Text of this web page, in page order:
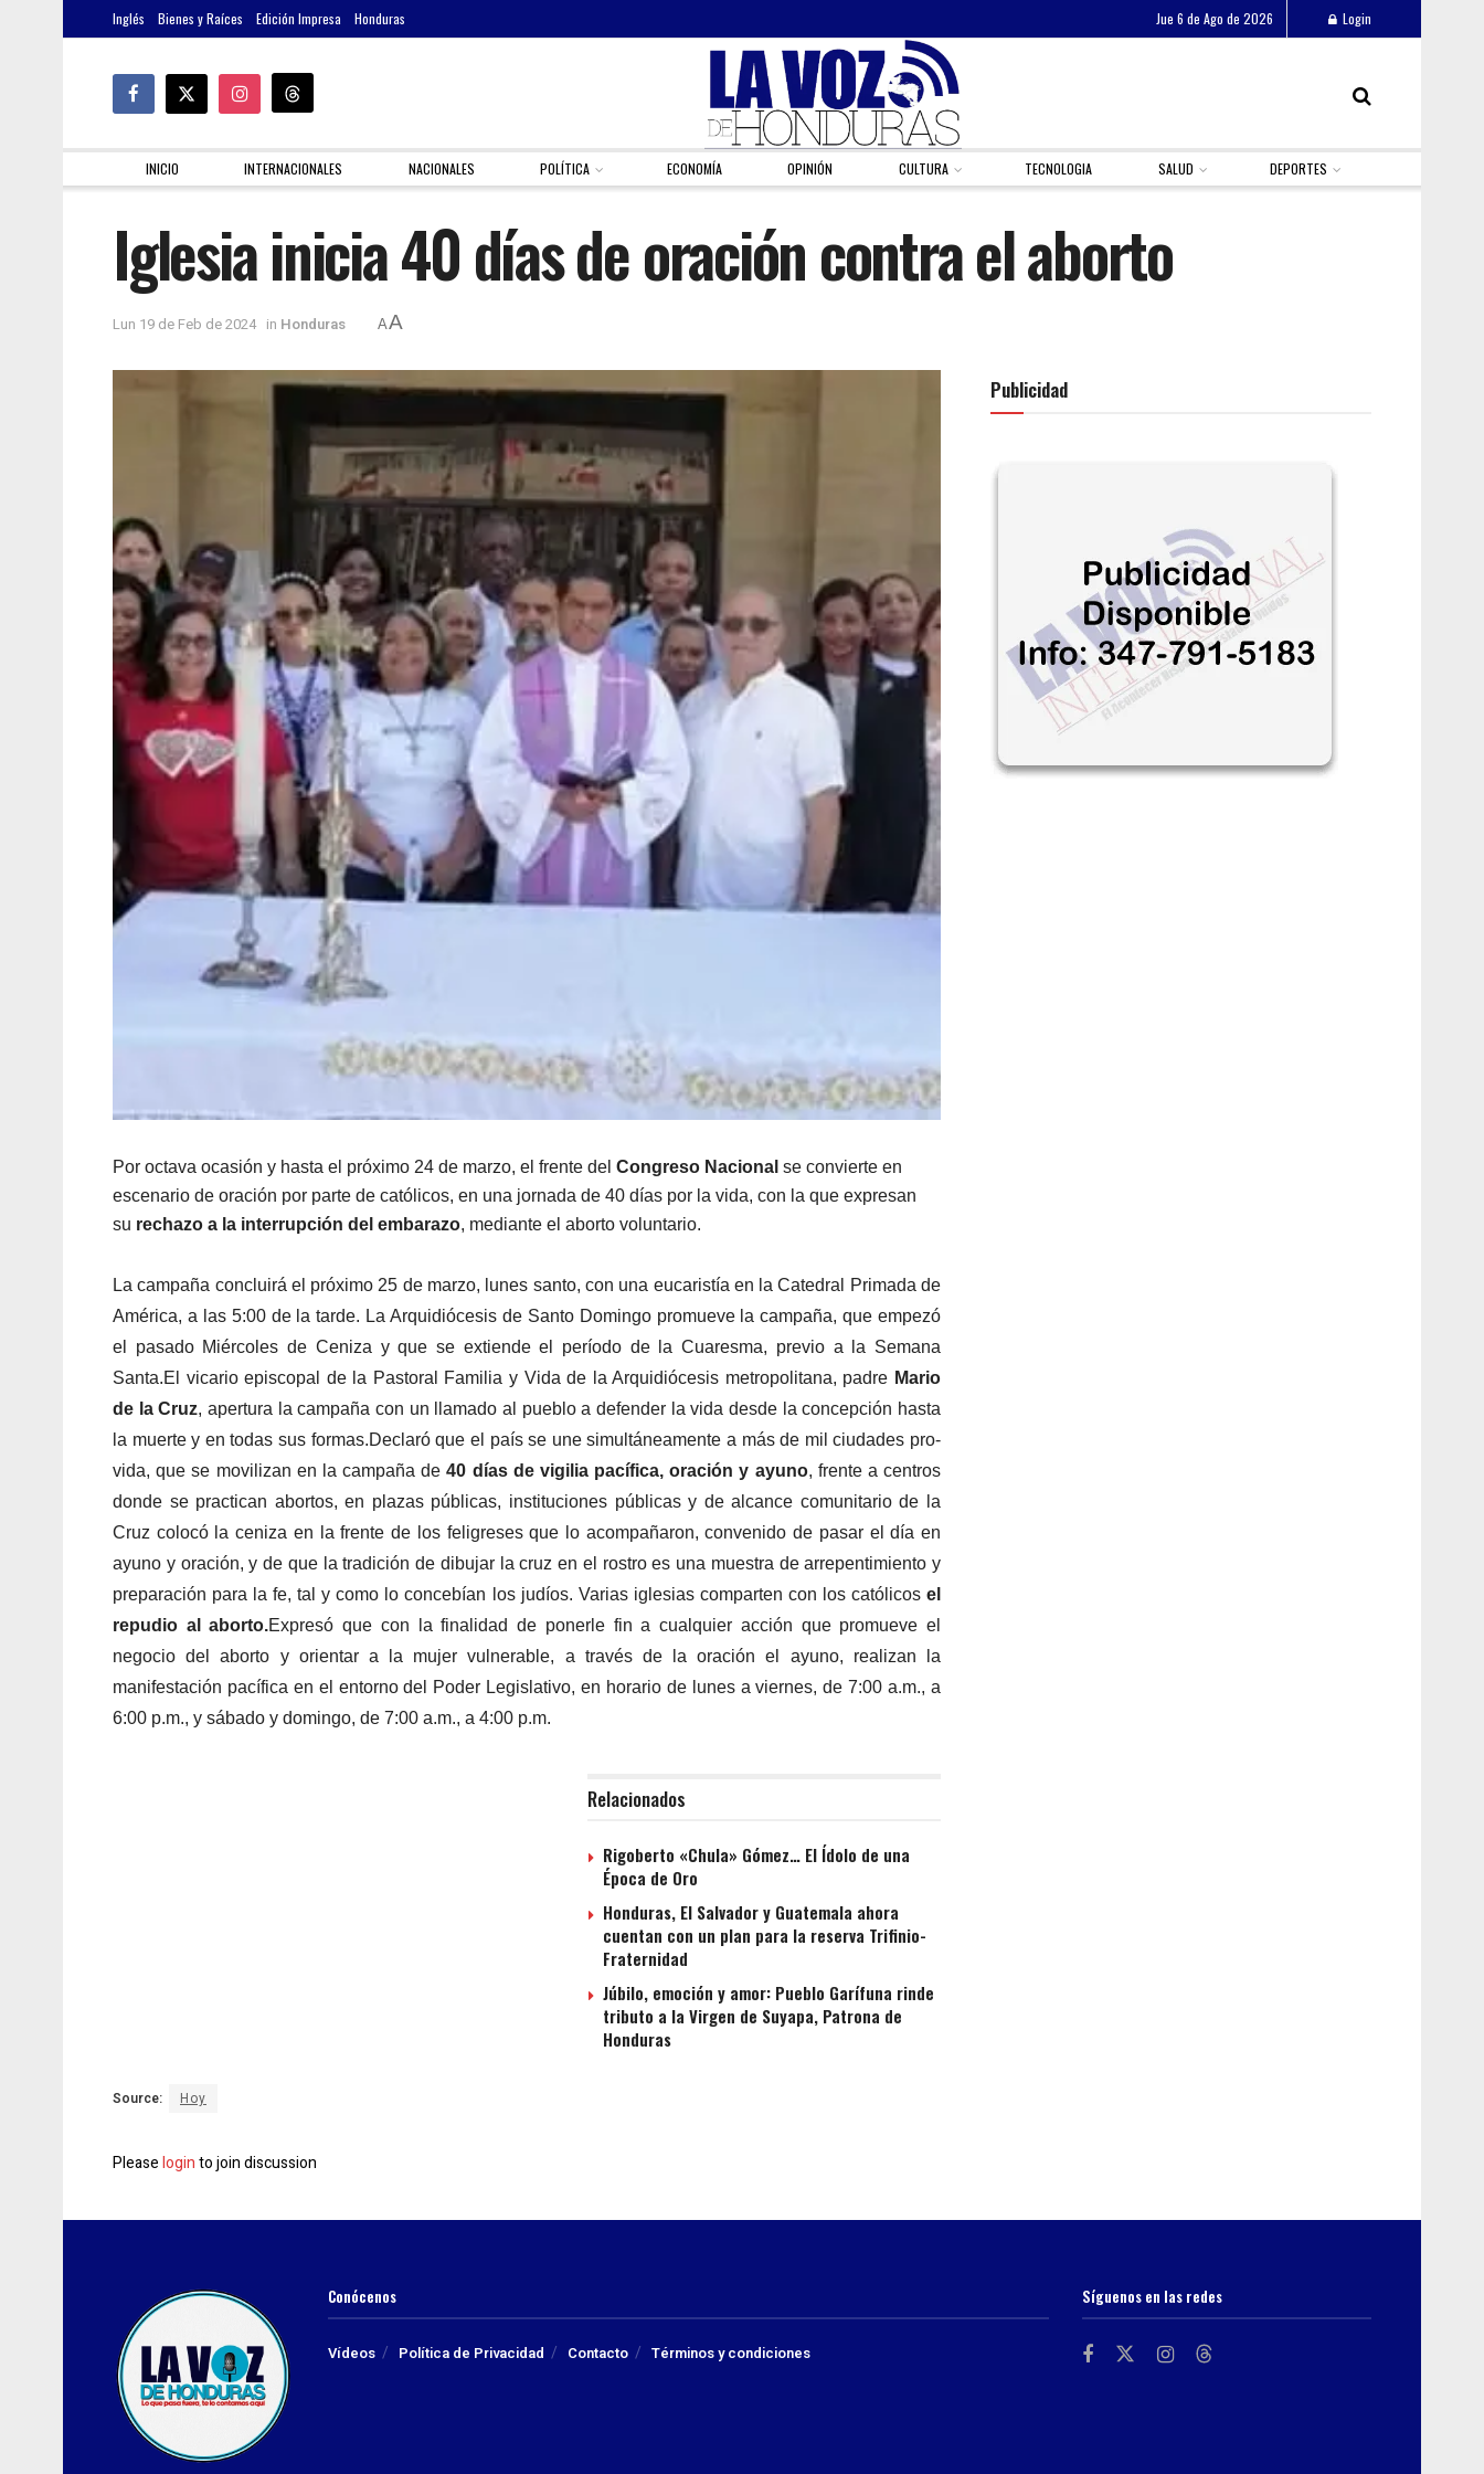
Inglés Bienes y Raíces Edición Impresa Honduras Jue 6 de Ago de 2026 Login
INICIO INTERNACIONALES NACIONALES POLÍTICA ECONOMÍA OPINIÓN CULTURA TECNOLOGIA SALUD DEPORTES
Iglesia inicia 40 días de oración contra el aborto
Lun 19 de Feb de 2024 in Honduras AA
Por octava ocasión y hasta el próximo 24 de marzo, el frente del Congreso Nacional se convierte en
escenario de oración por parte de católicos, en una jornada de 40 días por la vida, con la que expresan
su rechazo a la interrupción del embarazo, mediante el aborto voluntario.
La campaña concluirá el próximo 25 de marzo, lunes santo, con una eucaristía en la Catedral Primada de
América, a las 5:00 de la tarde. La Arquidiócesis de Santo Domingo promueve la campaña, que empezó
el pasado Miércoles de Ceniza y que se extiende el período de la Cuaresma, previo a la Semana
Santa.El vicario episcopal de la Pastoral Familia y Vida de la Arquidiócesis metropolitana, padre Mario
de la Cruz, apertura la campaña con un llamado al pueblo a defender la vida desde la concepción hasta
la muerte y en todas sus formas.Declaró que el país se une simultáneamente a más de mil ciudades pro-
vida, que se movilizan en la campaña de40 días de vigilia pacífica, oración y ayuno, frente a centros
donde se practican abortos, en plazas públicas, instituciones públicas y de alcance comunitario de la
Cruz colocó la ceniza en la frente de los feligreses que lo acompañaron, convenido de pasar el día en
ayuno y oración, y de que la tradición de dibujar la cruz en el rostro es una muestra de arrepentimiento y
preparación para la fe, tal y como lo concebían los judíos. Varias iglesias comparten con los católicos el
repudio al aborto.Expresó que con la finalidad de ponerle fin a cualquier acción que promueve el
negocio del aborto y orientar a la mujer vulnerable, a través de la oración el ayuno, realizan la
manifestación pacífica en el entorno del Poder Legislativo, en horario de lunes a viernes, de 7:00 a.m., a
6:00 p.m., y sábado y domingo, de 7:00 a.m., a 4:00 p.m.
Relacionados
Rigoberto «Chula» Gómez… El Ídolo de una
Época de Oro
Honduras, El Salvador y Guatemala ahora
cuentan con un plan para la reserva Trifinio-
Fraternidad
Júbilo, emoción y amor: Pueblo Garífuna rinde
tributo a la Virgen de Suyapa, Patrona de
Honduras
Source: Hoy
Pleaseloginto join discussion
Publicidad
Conócenos
Vídeos Política de Privacidad Contacto Términos y condiciones
Síguenos en las redes